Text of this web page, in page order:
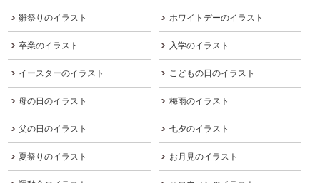
雛祭りのイラスト ホワイトデーのイラスト
卒業のイラスト 入学のイラスト
イースターのイラスト こどもの日のイラスト
母の日のイラスト 梅雨のイラスト
父の日のイラスト 七夕のイラスト
夏祭りのイラスト お月見のイラスト